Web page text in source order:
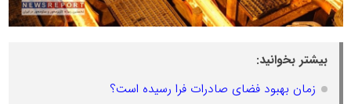
بیشتر بخوانید:
زمان بهبود فضای صادرات فرا رسیده است؟